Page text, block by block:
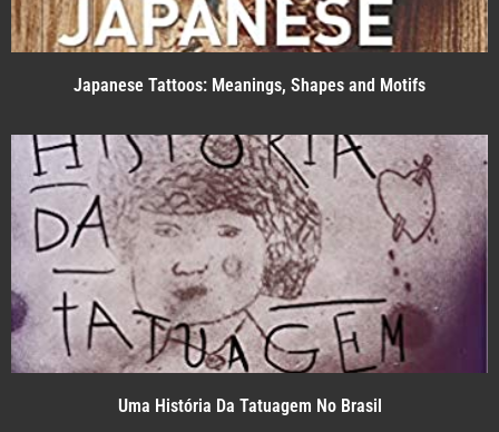
Japanese Tattoos: Meanings, Shapes and Motifs
Uma História Da Tatuagem No Brasil